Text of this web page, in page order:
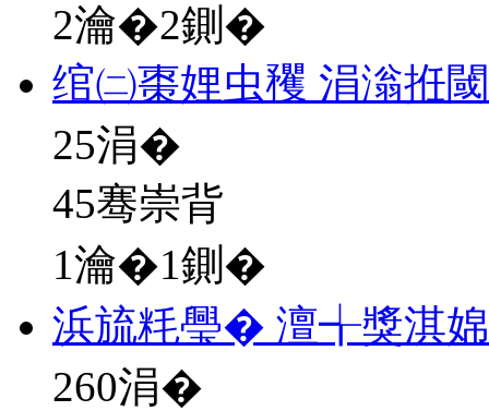
2瀹�2鍘�
绾㈡棗娌虫矡 涓滃拰
25涓�
45骞崇背
1瀹�1鍘�
浜旈粍璺� 澶╅獎淇
260涓�